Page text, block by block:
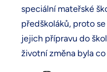
speciální mateřské
předškoláků, proto
jejich přípravu do
životní změna byla